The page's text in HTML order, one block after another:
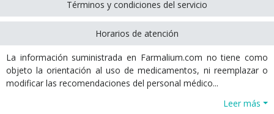
Términos y condiciones del servicio
Horarios de atención
La información suministrada en Farmalium.com no tiene como
objeto la orientación al uso de medicamentos, ni reemplazar o
modificar las recomendaciones del personal médico...
Leer más